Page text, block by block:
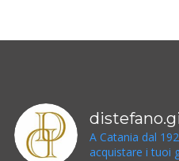
A Catania dal
acquistare i tuoi